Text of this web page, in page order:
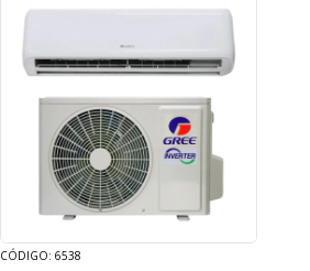
CÓDIGO: 6538